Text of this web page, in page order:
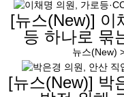
[뉴스(New)] 이
등 하나로 묶
뉴스(New)
[뉴스(New)] 박